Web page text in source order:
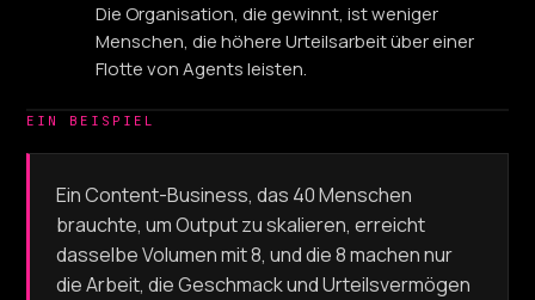
Die Organisation, die gewinnt, ist weniger
Menschen, die höhere Urteilsarbeit über einer
Flotte von Agents leisten.
EIN BEISPIEL
Ein Content-Business, das 40 Menschen
brauchte, um Output zu skalieren, erreicht
dasselbe Volumen mit 8, und die 8 machen nur
die Arbeit, die Geschmack und Urteilsvermögen